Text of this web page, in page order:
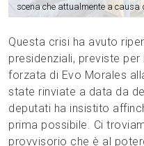
scena che attualmente a causa
Questa crisi ha avuto
presidenziali, previste
forzata di Evo Morales
state rinviate a data da
deputati ha insistito
prima possibile. Ci
provvisorio che è al